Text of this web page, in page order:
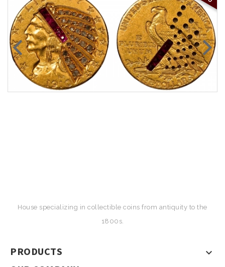
House specializing in collectible coins from antiquity to the
1800s.
PRODUCTS 